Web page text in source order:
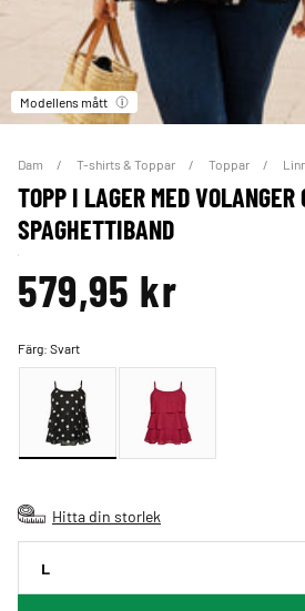
Modellens mått
Dam T-shirts & Toppar Toppar
TOPP I LAGER MED VOLANGER
SPAGHETTIBAND
579,95 kr
Färg:Svart
Hitta din storlek
L